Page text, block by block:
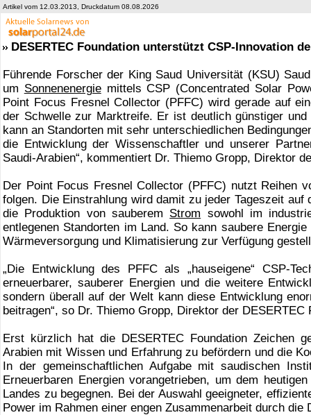
Artikel vom 12.03.2013, Druckdatum 08.08.2026
DESERTEC Foundation unterstützt CSP-Innovation
Führende Forscher der King Saud Universität (KSU)
um Sonnenenergiemittels CSP (Concentrated Solar
Point Focus Fresnel Collector (PFFC) wird gerade auf
der Schwelle zur Marktreife. Er ist deutlich günstiger
kann an Standorten mit sehr unterschiedlichen
die Entwicklung der Wissenschaftler und unserer
Saudi-Arabien“, kommentiert Dr. Thiemo Gropp, Direktor
Der Point Focus Fresnel Collector (PFFC) nutzt Reihen
folgen. Die Einstrahlung wird damit zu jeder Tageszeit
die Produktion von sauberem Strom sowohl im
entlegenen Standorten im Land. So kann saubere
Wärmeversorgung und Klimatisierung zur Verfügung
„Die Entwicklung des PFFC als „hauseigene“ CSP-
erneuerbarer, sauberer Energien und die weitere
sondern überall auf der Welt kann diese Entwicklung
beitragen“, so Dr. Thiemo Gropp, Direktor der DESERTEC
Erst kürzlich hat die DESERTEC Foundation Zeichen
Arabien mit Wissen und Erfahrung zu befördern und die
In der gemeinschaftlichen Aufgabe mit saudischen
Erneuerbaren Energien vorangetrieben, um dem
Landes zu begegnen. Bei der Auswahl geeigneter,
Power im Rahmen einer engen Zusammenarbeit durch die